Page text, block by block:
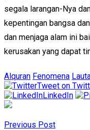
segala larangan-Nya
kepentingan bangsa
dan menjaga alam ini
kerusakan yang dapat
Alquran Fenomena
Tweet on
LinkedIn
Previous Post